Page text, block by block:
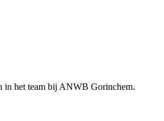
in het team bij ANWB Gorinchem.